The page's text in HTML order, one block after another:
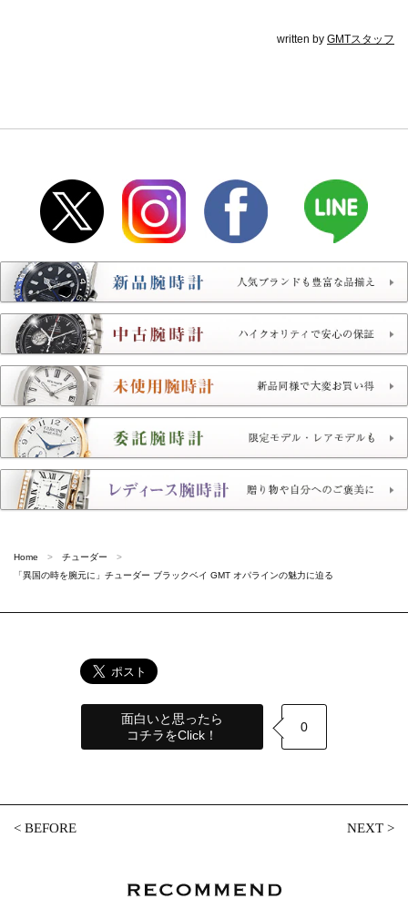
written by GMTスタッフ
Home
チューダー
「異国の時を腕元に」チューダー ブラックベイ GMT オパラインの魅力に迫る
面白いと思ったら
コチラをClick！
0
<BEFORE NEXT>